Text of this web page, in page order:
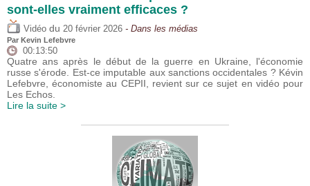
sont-elles vraiment efficaces ?
Vidéo du 20 février 2026 - Dans les médias
Par Kevin Lefebvre
00:13:50
Quatre ans après le début de la guerre en Ukraine, l'économie
russe s'érode. Est-ce imputable aux sanctions occidentales ? Kévin
Lefebvre, économiste au CEPII, revient sur ce sujet en vidéo pour
Les Echos.
Lire la suite >